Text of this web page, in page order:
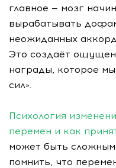
главное — мозг
вырабатывать
неожиданных
Это создаёт
награды, которое
сил».
Психология
перемен и как
может быть
помнить, что